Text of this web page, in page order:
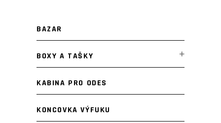
BAZAR
BOXY A TAŠKY
KABINA PRO ODES
KONCOVKA VÝFUKU